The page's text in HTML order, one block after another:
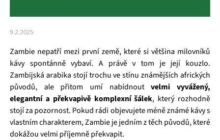
9.2.2025
Zambie nepatří mezi první země, které si většina milovníků
kávy spontánně vybaví. A právě v tom je její kouzlo.
Zambijská arabika stojí trochu ve stínu známějších afrických
původů, ale přitom umí nabídnoutvelmi vyvážený,
elegantní a překvapivě komplexní šálek, který rozhodně
stojí za pozornost. Pokud rádi objevujete méně známé kávy s
vlastním charakterem, Zambie je jedním z těch původů, které
dokážou velmi příjemně překvapit.